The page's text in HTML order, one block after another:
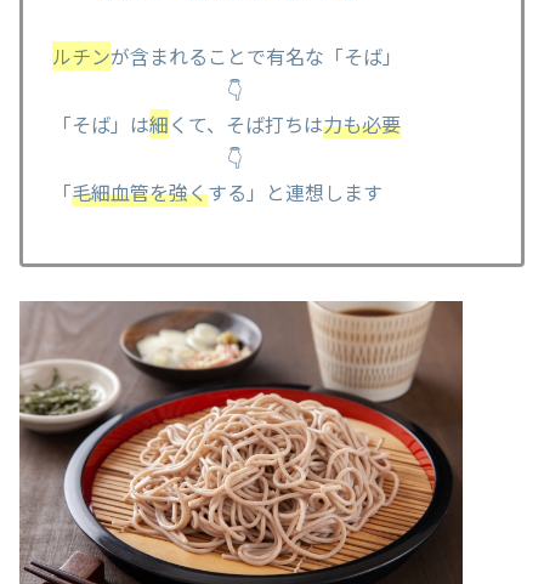
ルチンが含まれることで有名な「そば」
👇
「そば」は細くて、そば打ちは力も必要
👇
「毛細血管を強くする」と連想します